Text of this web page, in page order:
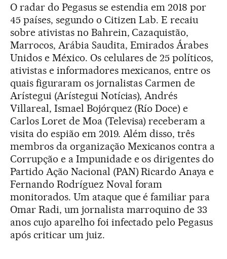
O radar do Pegasus se estendia em 2018 por
45 países, segundo o Citizen Lab. E recaiu
sobre ativistas no Bahrein, Cazaquistão,
Marrocos, Arábia Saudita, Emirados Árabes
Unidos e México. Os celulares de 25 políticos,
ativistas e informadores mexicanos, entre os
quais figuraram os jornalistas Carmen de
Arístegui (Arístegui Notícias), Andrés
Villareal, Ismael Bojórquez (Río Doce) e
Carlos Loret de Moa (Televisa) receberam a
visita do espião em 2019. Além disso, três
membros da organização Mexicanos contra a
Corrupção e a Impunidade e os dirigentes do
Partido Ação Nacional (PAN) Ricardo Anaya e
Fernando Rodríguez Noval foram
monitorados. Um ataque que é familiar para
Omar Radi, um jornalista marroquino de 33
anos cujo aparelho foi infectado pelo Pegasus
após criticar um juiz.